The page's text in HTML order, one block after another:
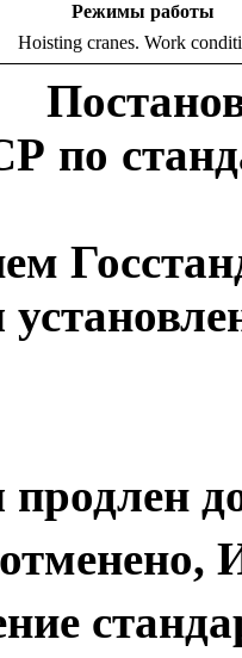
Режимы работы
Hoisting cranes. Work
по
продлен